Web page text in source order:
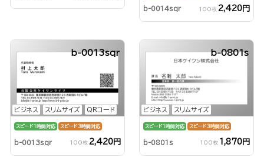
b-0014sqr 100枚 2,420円
ビジネス スリムサイズ QRコード
b-0013sqr
スピード1時間対応 スピード3時間対応
b-0013sqr 100枚 2,420円
ビジネス スリムサイズ
b-0801s
スピード1時間対応 スピード3時間対応
b-0801s 100枚 1,870円